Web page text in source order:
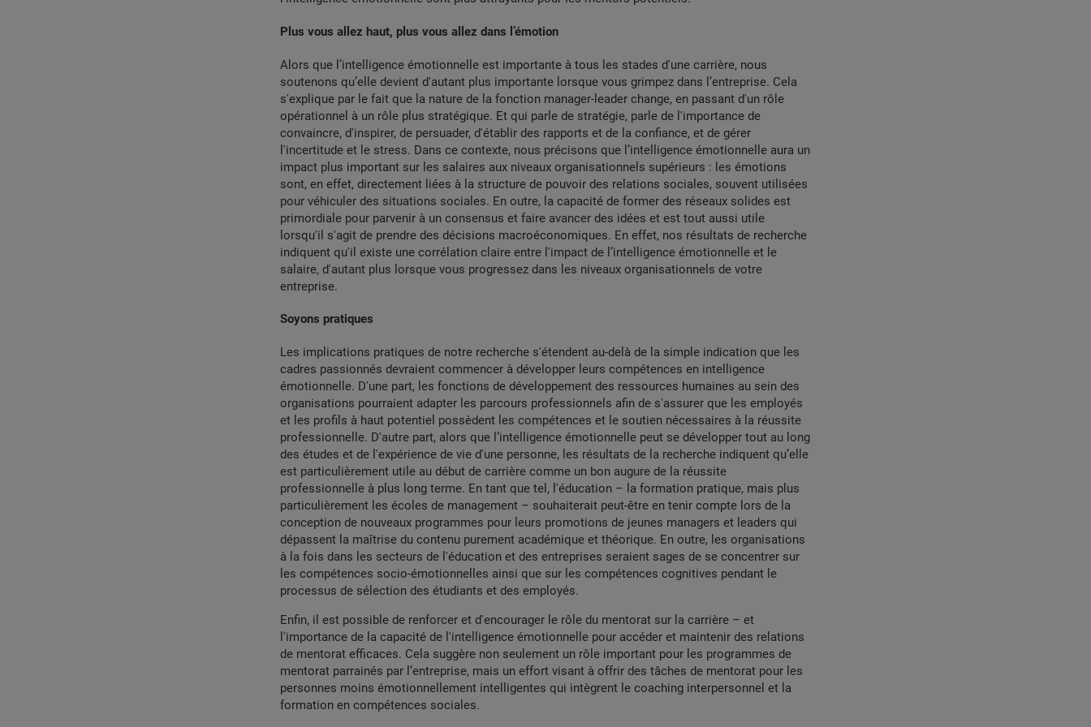
Plus vous allez haut, plus vous allez dans l’émotion
Alors que l’intelligence émotionnelle est importante à tous les stades d'une carrière, nous
soutenons qu’elle devient d'autant plus importante lorsque vous grimpez dans l’entreprise. Cela
s'explique par le fait que la nature de la fonction manager-leader change, en passant d'un rôle
opérationnel à un rôle plus stratégique. Et qui parle de stratégie, parle de l'importance de
convaincre, d'inspirer, de persuader, d'établir des rapports et de la confiance, et de gérer
l'incertitude et le stress. Dans ce contexte, nous précisons que l’intelligence émotionnelle aura un
impact plus important sur les salaires aux niveaux organisationnels supérieurs : les émotions
sont, en effet, directement liées à la structure de pouvoir des relations sociales, souvent utilisées
pour véhiculer des situations sociales. En outre, la capacité de former des réseaux solides est
primordiale pour parvenir à un consensus et faire avancer des idées et est tout aussi utile
lorsqu'il s'agit de prendre des décisions macroéconomiques. En effet, nos résultats de recherche
indiquent qu'il existe une corrélation claire entre l'impact de l’intelligence émotionnelle et le
salaire, d'autant plus lorsque vous progressez dans les niveaux organisationnels de votre
entreprise.
Soyons pratiques
Les implications pratiques de notre recherche s'étendent au-delà de la simple indication que les
cadres passionnés devraient commencer à développer leurs compétences en intelligence
émotionnelle. D'une part, les fonctions de développement des ressources humaines au sein des
organisations pourraient adapter les parcours professionnels afin de s'assurer que les employés
et les profils à haut potentiel possèdent les compétences et le soutien nécessaires à la réussite
professionnelle. D'autre part, alors que l’intelligence émotionnelle peut se développer tout au long
des études et de l'expérience de vie d'une personne, les résultats de la recherche indiquent qu’elle
est particulièrement utile au début de carrière comme un bon augure de la réussite
professionnelle à plus long terme. En tant que tel, l'éducation – la formation pratique, mais plus
particulièrement les écoles de management – souhaiterait peut-être en tenir compte lors de la
conception de nouveaux programmes pour leurs promotions de jeunes managers et leaders qui
dépassent la maîtrise du contenu purement académique et théorique. En outre, les organisations
à la fois dans les secteurs de l'éducation et des entreprises seraient sages de se concentrer sur
les compétences socio-émotionnelles ainsi que sur les compétences cognitives pendant le
processus de sélection des étudiants et des employés.
Enfin, il est possible de renforcer et d'encourager le rôle du mentorat sur la carrière – et
l'importance de la capacité de l'intelligence émotionnelle pour accéder et maintenir des relations
de mentorat efficaces. Cela suggère non seulement un rôle important pour les programmes de
mentorat parrainés par l’entreprise, mais un effort visant à offrir des tâches de mentorat pour les
personnes moins émotionnellement intelligentes qui intègrent le coaching interpersonnel et la
formation en compétences sociales.